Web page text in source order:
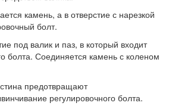
камень, а в отверстие с нарезкой
болт.
под валик и паз, в который входит
болта. Соединяется камень с коленом
предотвращают
регулировочного болта.